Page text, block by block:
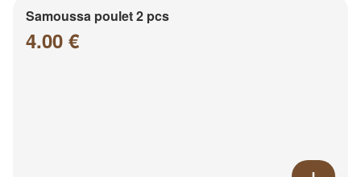
Samoussa poulet 2 pcs
4.00 €